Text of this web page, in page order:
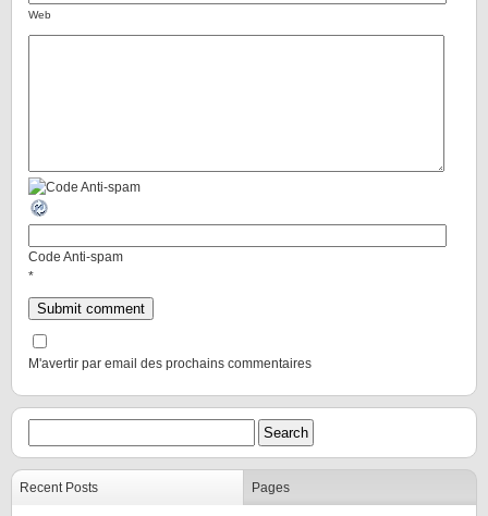
Web
Code Anti-spam
*
M'avertir par email des prochains commentaires
Recent Posts Pages